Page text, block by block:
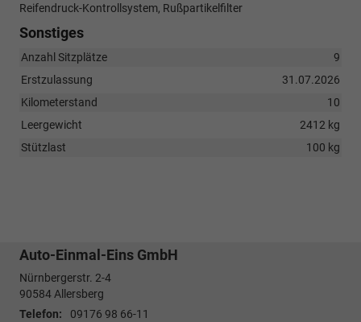
Reifendruck-Kontrollsystem, Rußpartikelfilter
Sonstiges
Anzahl Sitzplätze
9
Erstzulassung
31.07.2026
Kilometerstand
10
Leergewicht
2412 kg
Stützlast
100 kg
Auto-Einmal-Eins GmbH
Nürnbergerstr. 2-4
90584Allersberg
Telefon:
09176 98 66-11